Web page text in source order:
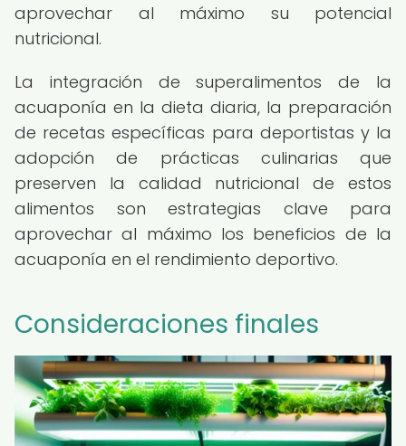
aprovechar al máximo su potencial
nutricional.
La integración de superalimentos de la
acuaponía en la dieta diaria, la preparación
de recetas específicas para deportistas y la
adopción de prácticas culinarias que
preserven la calidad nutricional de estos
alimentos son estrategias clave para
aprovechar al máximo los beneficios de la
acuaponía en el rendimiento deportivo.
Consideraciones finales